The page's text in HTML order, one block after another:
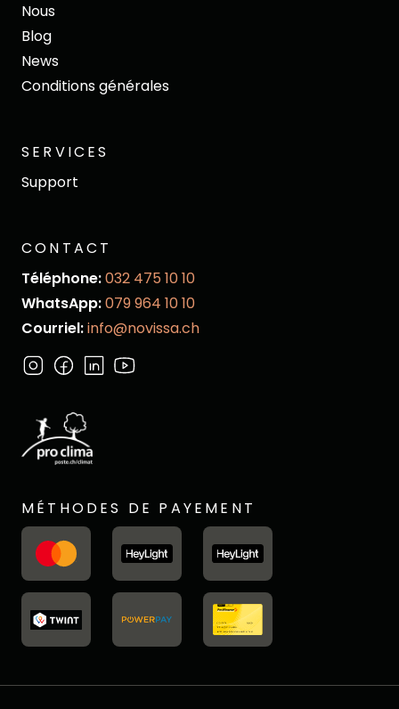
Nous
Blog
News
Conditions générales
SERVICES
Support
CONTACT
Téléphone:032 475 10 10
WhatsApp:079 964 10 10
Courriel:info@novissa.ch
MÉTHODES DE PAYEMENT